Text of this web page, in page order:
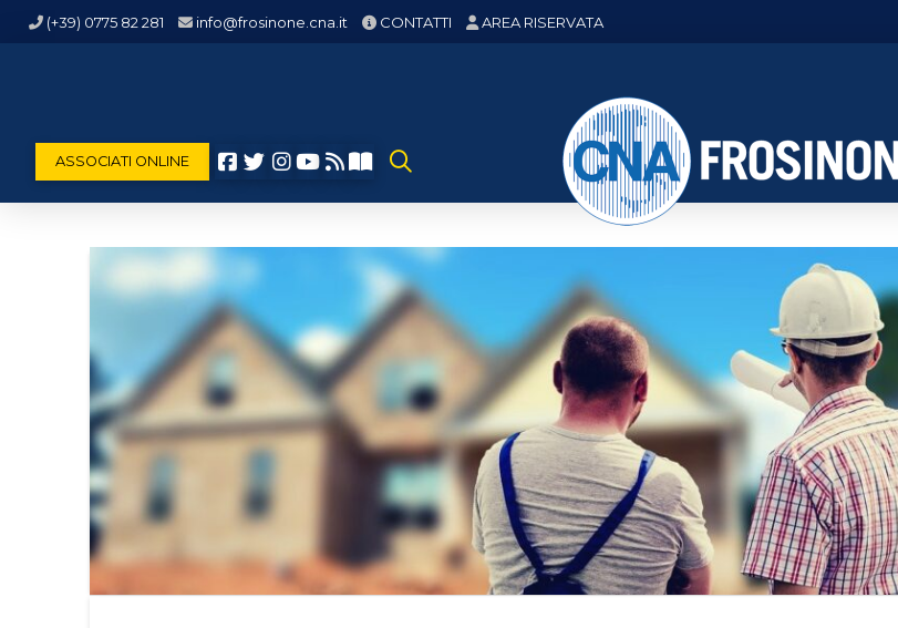
(+39) 0775 82 281 info@frosinone.cna.it CONTATTI AREA RISERVATA
ASSOCIATI ONLINE